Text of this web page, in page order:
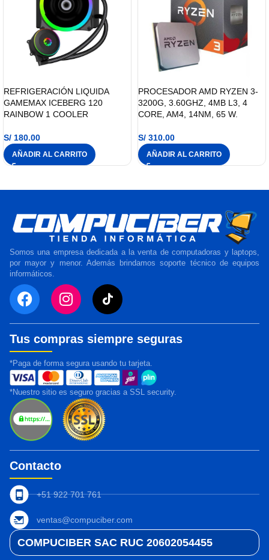
REFRIGERACIÓN LIQUIDA
GAMEMAX ICEBERG 120
RAINBOW 1 COOLER
S/ 180.00
AÑADIR AL CARRITO
PROCESADOR AMD RYZEN 3-
3200G, 3.60GHZ, 4MB L3, 4
CORE, AM4, 14NM, 65 W.
S/ 310.00
AÑADIR AL CARRITO
Somos una empresa dedicada a la venta de computadoras y laptops,
por mayor y menor. Además brindamos soporte técnico de equipos
informáticos.
Tus compras siempre seguras
*Paga de forma segura usando tu tarjeta.
*Nuestro sitio es seguro gracias a SSL security.
Contacto
+51 922 701 761
ventas@compuciber.com
COMPUCIBER SAC RUC 20602054455